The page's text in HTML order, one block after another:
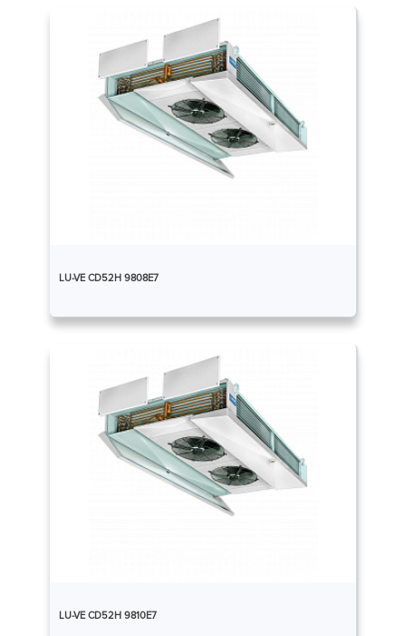
LU-VE CD52H 9808E7
LU-VE CD52H 9810E7